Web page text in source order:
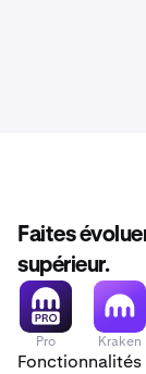
Faites
supérieur.
Pro Kraken
Fonctionnalités